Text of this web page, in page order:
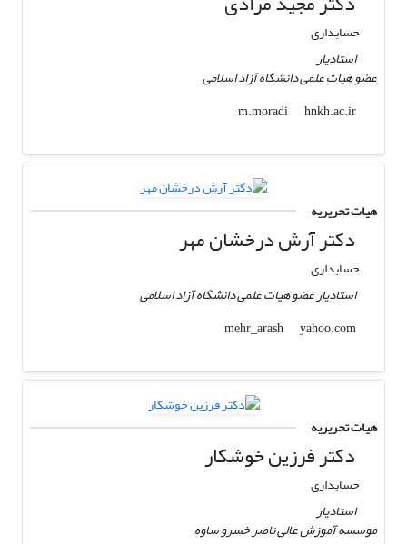
حسابداری
استادیار
عضو هیات علمی دانشگاه آزاد اسلامی
m.moradi
hnkh.ac.ir
هیات تحریریه
دکتر آرش درخشان مهر
حسابداری
استادیار عضو هیات علمی دانشگاه آزاد اسلامی
mehr_arash
yahoo.com
هیات تحریریه
دکتر فرزین خوشکار
حسابداری
استادیار
موسسه آموزش عالی ناصر خسرو ساوه